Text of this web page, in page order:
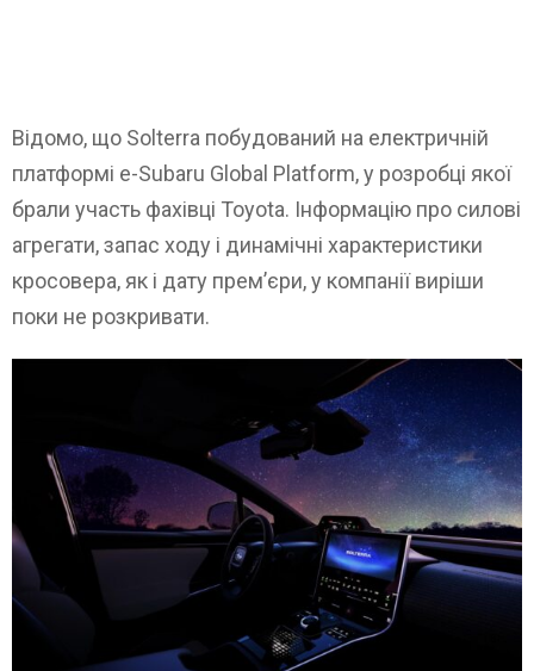
Відомо, що Solterra побудований на електричній
платформі e-Subaru Global Platform, у розробці якої
брали участь фахівці Toyota. Інформацію про силові
агрегати, запас ходу і динамічні характеристики
кросовера, як і дату прем’єри, у компанії виріши
поки не розкривати.